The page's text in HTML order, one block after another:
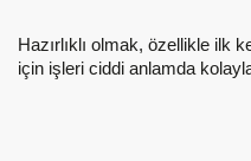
Hazırlıklı olmak, özellikle ilk
için işleri ciddi anlamda